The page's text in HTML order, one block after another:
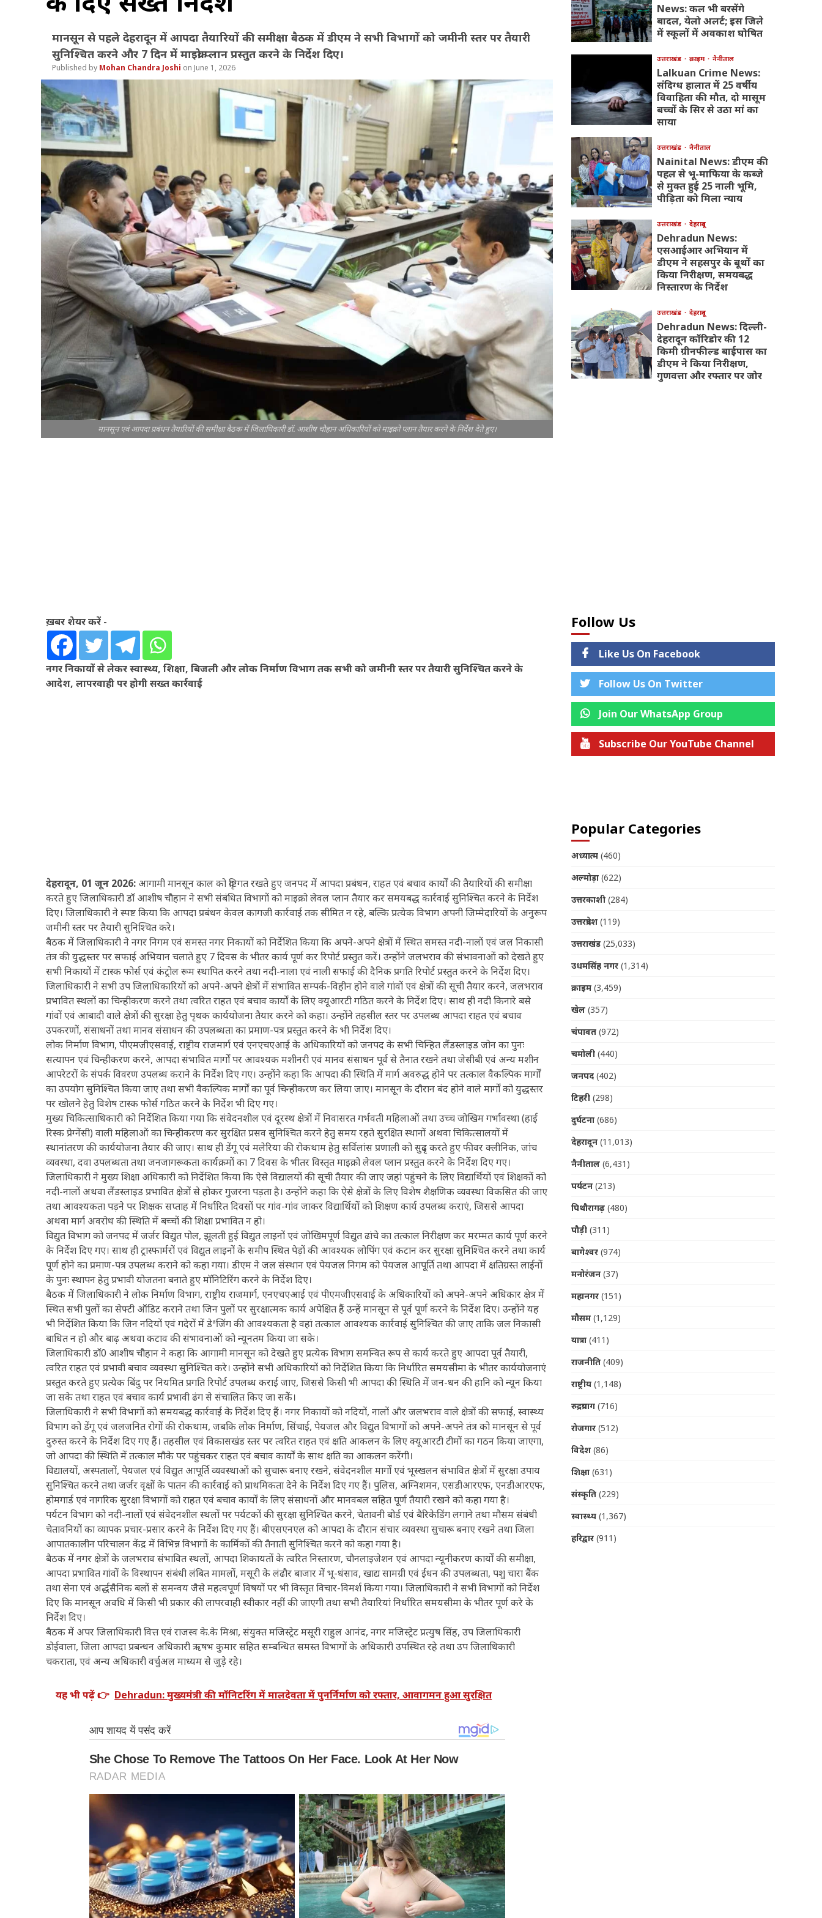
मानसून से पहले देहरादून में आपदा तैयारियों की समीक्षा बैठक में डीएम ने सभी विभागों को जमीनी स्तर पर तैयारी
सुनिश्चित करने और 7 दिन में माइक्रो प्लान प्रस्तुत करने के निर्देश दिए।
Mohan Chandra Joshi June 1, 2026
मानसून एवं आपदा प्रबंधन तैयारियों की समीक्षा बैठक में जिलाधिकारी डॉ. आशीष चौहान अधिकारियों को माइक्रो प्लान तैयार करने के निर्देश देते हुए।
ख़बर शेयर करें -
नगर निकायों से लेकर स्वास्थ्य, शिक्षा, बिजली और लोक निर्माण विभाग तक सभी को जमीनी स्तर पर तैयारी सुनिश्चित करने के
आदेश, लापरवाही पर होगी सख्त कार्रवाई
देहरादून, 01 जून 2026: आगामी मानसून काल को दृष्टिगत रखते हुए जनपद में आपदा प्रबंधन, राहत एवं बचाव कार्यों की तैयारियों की समीक्षा
करते हुए जिलाधिकारी डॉ आशीष चौहान ने सभी संबंधित विभागों को माइक्रो लेवल प्लान तैयार कर समयबद्ध कार्रवाई सुनिश्चित करने के निर्देश
दिए। जिलाधिकारी ने स्पष्ट किया कि आपदा प्रबंधन केवल कागजी कार्रवाई तक सीमित न रहे, बल्कि प्रत्येक विभाग अपनी जिम्मेदारियों के अनुरूप
जमीनी स्तर पर तैयारी सुनिश्चित करे।
बैठक में जिलाधिकारी ने नगर निगम एवं समस्त नगर निकायों को निर्देशित किया कि अपने-अपने क्षेत्रों में स्थित समस्त नदी-नालों एवं जल निकासी
तंत्र की युद्धस्तर पर सफाई अभियान चलाते हुए 7 दिवस के भीतर कार्य पूर्ण कर रिपोर्ट प्रस्तुत करें। उन्होंने जलभराव की संभावनाओं को देखते हुए
सभी निकायों में टास्क फोर्स एवं कंट्रोल रूम स्थापित करने तथा नदी-नाला एवं नाली सफाई की दैनिक प्रगति रिपोर्ट प्रस्तुत करने के निर्देश दिए।
जिलाधिकारी ने सभी उप जिलाधिकारियों को अपने-अपने क्षेत्रों में संभावित सम्पर्क-विहीन होने वाले गांवों एवं क्षेत्रों की सूची तैयार करने, जलभराव
प्रभावित स्थलों का चिन्हीकरण करने तथा त्वरित राहत एवं बचाव कार्यों के लिए क्यूआरटी गठित करने के निर्देश दिए। साथ ही नदी किनारे बसे
गांवों एवं आबादी वाले क्षेत्रों की सुरक्षा हेतु पृथक कार्ययोजना तैयार करने को कहा। उन्होंने तहसील स्तर पर उपलब्ध आपदा राहत एवं बचाव
उपकरणों, संसाधनों तथा मानव संसाधन की उपलब्धता का प्रमाण-पत्र प्रस्तुत करने के भी निर्देश दिए।
लोक निर्माण विभाग, पीएमजीएसवाई, राष्ट्रीय राजमार्ग एवं एनएचएआई के अधिकारियों को जनपद के सभी चिन्हित लैंडस्लाइड जोन का पुनः
सत्यापन एवं चिन्हीकरण करने, आपदा संभावित मार्गों पर आवश्यक मशीनरी एवं मानव संसाधन पूर्व से तैनात रखने तथा जेसीबी एवं अन्य मशीन
आपरेटरों के संपर्क विवरण उपलब्ध कराने के निर्देश दिए गए। उन्होंने कहा कि आपदा की स्थिति में मार्ग अवरुद्ध होने पर तत्काल वैकल्पिक मार्गों
का उपयोग सुनिश्चित किया जाए तथा सभी वैकल्पिक मार्गों का पूर्व चिन्हीकरण कर लिया जाए। मानसून के दौरान बंद होने वाले मार्गों को युद्धस्तर
पर खोलने हेतु विशेष टास्क फोर्स गठित करने के निर्देश भी दिए गए।
मुख्य चिकित्साधिकारी को निर्देशित किया गया कि संवेदनशील एवं दूरस्थ क्षेत्रों में निवासरत गर्भवती महिलाओं तथा उच्च जोखिम गर्भावस्था (हाई
रिस्क प्रेग्नेंसी) वाली महिलाओं का चिन्हीकरण कर सुरक्षित प्रसव सुनिश्चित करने हेतु समय रहते सुरक्षित स्थानों अथवा चिकित्सालयों में
स्थानांतरण की कार्ययोजना तैयार की जाए। साथ ही डेंगू एवं मलेरिया की रोकथाम हेतु सर्विलांस प्रणाली को सुदृढ़ करते हुए फीवर क्लीनिक, जांच
व्यवस्था, दवा उपलब्धता तथा जनजागरूकता कार्यक्रमों का 7 दिवस के भीतर विस्तृत माइक्रो लेवल प्लान प्रस्तुत करने के निर्देश दिए गए।
जिलाधिकारी ने मुख्य शिक्षा अधिकारी को निर्देशित किया कि ऐसे विद्यालयों की सूची तैयार की जाए जहां पहुंचने के लिए विद्यार्थियों एवं शिक्षकों को
नदी-नालों अथवा लैंडस्लाइड प्रभावित क्षेत्रों से होकर गुजरना पड़ता है। उन्होंने कहा कि ऐसे क्षेत्रों के लिए विशेष शैक्षणिक व्यवस्था विकसित की जाए
तथा आवश्यकता पड़ने पर शिक्षक सप्ताह में निर्धारित दिवसों पर गांव-गांव जाकर विद्यार्थियों को शिक्षण कार्य उपलब्ध कराएं, जिससे आपदा
अथवा मार्ग अवरोध की स्थिति में बच्चों की शिक्षा प्रभावित न हो।
विद्युत विभाग को जनपद में जर्जर विद्युत पोल, झूलती हुई विद्युत लाइनों एवं जोखिमपूर्ण विद्युत ढांचे का तत्काल निरीक्षण कर मरम्मत कार्य पूर्ण करने
के निर्देश दिए गए। साथ ही ट्रास्फार्मरों एवं विद्युत लाइनों के समीप स्थित पेड़ों की आवश्यक लोपिंग एवं कटान कर सुरक्षा सुनिश्चित करने तथा कार्य
पूर्ण होने का प्रमाण-पत्र उपलब्ध कराने को कहा गया। डीएम ने जल संस्थान एवं पेयजल निगम को पेयजल आपूर्ति तथा आपदा में क्षतिग्रस्त लाईनों
के पुनः स्थापन हेतु प्रभावी योजतना बनाते हुए मॉनिटिरिंग करने के निर्देश दिए।
बैठक में जिलाधिकारी ने लोक निर्माण विभाग, राष्ट्रीय राजमार्ग, एनएचएआई एवं पीएमजीएसवाई के अधिकारियों को अपने-अपने अधिकार क्षेत्र में
स्थित सभी पुलों का सेफ्टी ऑडिट कराने तथा जिन पुलों पर सुरक्षात्मक कार्य अपेक्षित हैं उन्हें मानसून से पूर्व पूर्ण करने के निर्देश दिए। उन्होंने यह
भी निर्देशित किया कि जिन नदियों एवं गदेरों में डेªजिंग की आवश्यकता है वहां तत्काल आवश्यक कार्रवाई सुनिश्चित की जाए ताकि जल निकासी
बाधित न हो और बाढ़ अथवा कटाव की संभावनाओं को न्यूनतम किया जा सके।
जिलाधिकारी डॉ0 आशीष चौहान ने कहा कि आगामी मानसून को देखते हुए प्रत्येक विभाग समन्वित रूप से कार्य करते हुए आपदा पूर्व तैयारी,
त्वरित राहत एवं प्रभावी बचाव व्यवस्था सुनिश्चित करे। उन्होंने सभी अधिकारियों को निर्देशित किया कि निर्धारित समयसीमा के भीतर कार्ययोजनाएं
प्रस्तुत करते हुए प्रत्येक बिंदु पर नियमित प्रगति रिपोर्ट उपलब्ध कराई जाए, जिससे किसी भी आपदा की स्थिति में जन-धन की हानि को न्यून किया
जा सके तथा राहत एवं बचाव कार्य प्रभावी ढंग से संचालित किए जा सकेें।
जिलाधिकारी ने सभी विभागों को समयबद्ध कार्रवाई के निर्देश दिए हैं। नगर निकायों को नदियों, नालों और जलभराव वाले क्षेत्रों की सफाई, स्वास्थ्य
विभाग को डेंगू एवं जलजनित रोगों की रोकथाम, जबकि लोक निर्माण, सिंचाई, पेयजल और विद्युत विभागों को अपने-अपने तंत्र को मानसून से पूर्व
दुरुस्त करने के निर्देश दिए गए हैं। तहसील एवं विकासखंड स्तर पर त्वरित राहत एवं क्षति आकलन के लिए क्यूआरटी टीमों का गठन किया जाएगा,
जो आपदा की स्थिति में तत्काल मौके पर पहुंचकर राहत एवं बचाव कार्यों के साथ क्षति का आकलन करेंगी।
विद्यालयों, अस्पतालों, पेयजल एवं विद्युत आपूर्ति व्यवस्थाओं को सुचारू बनाए रखने, संवेदनशील मार्गों एवं भूस्खलन संभावित क्षेत्रों में सुरक्षा उपाय
सुनिश्चित करने तथा जर्जर वृक्षों के पातन की कार्रवाई को प्राथमिकता देने के निर्देश दिए गए हैं। पुलिस, अग्निशमन, एसडीआरएफ, एनडीआरएफ,
होमगार्ड एवं नागरिक सुरक्षा विभागों को राहत एवं बचाव कार्यों के लिए संसाधनों और मानवबल सहित पूर्ण तैयारी रखने को कहा गया है।
पर्यटन विभाग को नदी-नालों एवं संवेदनशील स्थलों पर पर्यटकों की सुरक्षा सुनिश्चित करने, चेतावनी बोर्ड एवं बैरिकेडिंग लगाने तथा मौसम संबंधी
चेतावनियों का व्यापक प्रचार-प्रसार करने के निर्देश दिए गए हैं। बीएसएनएल को आपदा के दौरान संचार व्यवस्था सुचारू बनाए रखने तथा जिला
आपातकालीन परिचालन केंद्र में विभिन्न विभागों के कार्मिकों की तैनाती सुनिश्चित करने को कहा गया है।
बैठक में नगर क्षेत्रों के जलभराव संभावित स्थलों, आपदा शिकायतों के त्वरित निस्तारण, चौनलाइजेशन एवं आपदा न्यूनीकरण कार्यों की समीक्षा,
आपदा प्रभावित गांवों के विस्थापन संबंधी लंबित मामलों, मसूरी के लंढौर बाजार में भू-धंसाव, खाद्य सामग्री एवं ईंधन की उपलब्धता, पशु चारा बैंक
तथा सेना एवं अर्द्धसैनिक बलों से समन्वय जैसे महत्वपूर्ण विषयों पर भी विस्तृत विचार-विमर्श किया गया। जिलाधिकारी ने सभी विभागों को निर्देश
दिए कि मानसून अवधि में किसी भी प्रकार की लापरवाही स्वीकार नहीं की जाएगी तथा सभी तैयारियां निर्धारित समयसीमा के भीतर पूर्ण करे के
निर्देश दिए।
बैठक में अपर जिलाधिकारी वित्त एवं राजस्व के.के मिश्रा, संयुक्त मजिस्ट्रेट मसूरी राहुल आनंद, नगर मजिस्ट्रेट प्रत्युष सिंह, उप जिलाधिकारी
डोईवाला, जिला आपदा प्रबन्धन अधिकारी ऋषभ कुमार सहित सम्बन्धित समस्त विभागों के अधिकारी उपस्थित रहे तथा उप जिलाधिकारी
चकराता, एवं अन्य अधिकारी वर्चुअल माध्यम से जुड़े रहे।
यह भी पढ़ें 👉 Dehradun: मुख्यमंत्री की मॉनिटरिंग में मालदेवता में पुनर्निर्माण को रफ्तार, आवागमन हुआ सुरक्षित
News: कल भी बरसेंगे
बादल, येलो अलर्ट; इस जिले
में स्कूलों में अवकाश घोषित
उत्तराखंड क्राइम नैनीताल
Lalkuan Crime News:
संदिग्ध हालात में 25 वर्षीय
विवाहिता की मौत, दो मासूम
बच्चों के सिर से उठा मां का
साया
उत्तराखंड नैनीताल
Nainital News: डीएम की
पहल से भू-माफिया के कब्जे
से मुक्त हुई 25 नाली भूमि,
पीड़िता को मिला न्याय
उत्तराखंड देहरादून
Dehradun News:
एसआईआर अभियान में
डीएम ने सहसपुर के बूथों का
किया निरीक्षण, समयबद्ध
निस्तारण के निर्देश
उत्तराखंड देहरादून
Dehradun News: दिल्ली-
देहरादून कॉरिडोर की 12
किमी ग्रीनफील्ड बाईपास का
डीएम ने किया निरीक्षण,
गुणवत्ता और रफ्तार पर जोर
Follow Us
Like Us On Facebook
Follow Us On Twitter
Join Our WhatsApp Group
Subscribe Our YouTube Channel
Popular Categories
अध्यात्म(460)
अल्मोड़ा(622)
उत्तरकाशी(284)
उत्तरप्रदेश(119)
उत्तराखंड(25,033)
उधमसिंह नगर(1,314)
क्राइम(3,459)
खेल(357)
चंपावत(972)
चमोली(440)
जनपद(402)
टिहरी(298)
दुर्घटना(686)
देहरादून(11,013)
नैनीताल(6,431)
पर्यटन(213)
पिथौरागढ़(480)
पौड़ी(311)
बागेश्वर(974)
मनोरंजन(37)
महानगर(151)
मौसम(1,129)
यात्रा(411)
राजनीति(409)
राष्ट्रीय(1,148)
रुद्रप्रयाग(716)
रोजगार(512)
विदेश(86)
शिक्षा(631)
संस्कृति(229)
स्वास्थ्य(1,367)
हरिद्वार(911)